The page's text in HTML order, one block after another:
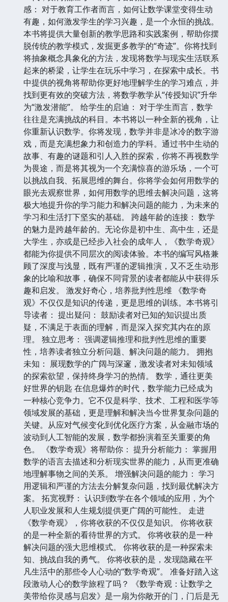
感： 对于教育工作者而言，如何让数学课堂变得生动
有趣，如何激发学生的学习兴趣，是一个永恒的挑战。
本书将提供大量创新的教学思路和实践案例，帮助你摆
脱传统的教学模式，发掘更多教学的“奇迹”。你将找到
将抽象概念具象化的方法，发现将数学与现实生活联系
起来的桥梁，让学生在玩乐中学习，在探索中成长。书
中提供的视角将帮助你更好地理解学生的学习难点，并
找到更有效的突破方法，将数学教学从“传授知识”升华
为“激发潜能”。 给学生的启迪： 对于学生而言，数学
往往是充满挑战的科目。本书将以一种全新的视角，让
你重新认识数学。你将发现，数学并非是冰冷的数字游
戏，而是充满想象力和创造力的学科。通过书中生动的
故事、有趣的谜题和引人入胜的探索，你将不再视数学
为畏途，而是将其视为一个充满惊喜的游乐场，一个可
以挑战自我、拓展思维的舞台。你将学会如何用数学的
眼光去观察世界，如何用数学的思维去解决问题，这将
极大地提升你的学习能力和解决问题的能力，为未来的
学习和生活打下坚实的基础。 跨越年龄的连接： 数学
的魅力是跨越年龄的。无论你是初中生、高中生，还是
大学生，亦或是已经步入社会的成年人，《数学奇观》
都能为你提供不同层次的阅读体验。本书的编写风格兼
顾了深度与浅显，既有严谨的逻辑推演，又不乏生动形
象的比喻和故事，确保不同背景的读者都能从中获得乐
趣和启发。 激发好奇心，培养批判性思维 《数学奇
观》不仅仅是知识的传递，更是思维的训练。本书将引
导读者： 提出疑问： 鼓励读者对已知的知识提出质
疑，不满足于表面的理解，而是深入探究其内在的原
理。 独立思考： 强调逻辑推理和批判性思维的重要
性，培养读者独立分析问题、解决问题的能力。 拥抱
未知： 展现数学的广阔与深邃，激发读者对未知领域
的探索欲望，保持终身学习的热情。 数学，通往更美
好世界的钥匙 在信息爆炸的时代，数学能力已经成为
一种核心竞争力。它不仅是科学、技术、工程和医学等
领域发展的基础，更是理解和解决当今世界复杂问题的
关键。从应对气候变化到优化医疗方案，从金融市场的
波动到人工智能的发展，数学都扮演着至关重要的角
色。 《数学奇观》将帮助你： 提升分析能力： 掌握用
数学的语言去描述和分析现实世界的能力，从而更准确
地理解事物之间的关系。 增强解决问题的能力： 学习
用逻辑和严谨的方法去分解复杂问题，找到最优解决方
案。 拓宽视野： 认识到数学在各个领域的应用，为个
人职业发展和人生规划提供更广阔的可能性。 走进
《数学奇观》，你将收获的不仅仅是知识。 你将收获
的是一种全新的看待世界的方式。 你将收获的是一种
解决问题的强大思维模式。 你将收获的是一种探索未
知、挑战自我的勇气。 你将收获的是，发现隐藏在平
凡生活中的那些令人心动的“数学奇观”。 准备好踏入这
段激动人心的数学旅程了吗？ 《数学奇观：让数学之
美带给你灵感与启发》是一扇为你敞开的门，门后是无